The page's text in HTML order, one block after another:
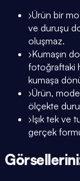
›Ürün bir
ve duruşu
oluşmaz.
›Kumaşın
fotoğraftaki
kumaşa
›Ürün,
ölçekte
›Işık tek ve
gerçek